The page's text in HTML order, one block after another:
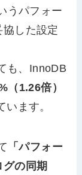
うパフォー
した設定
も、InnoDB
（1.26倍）
います。
「パフォー
の同期